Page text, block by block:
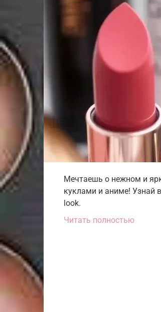
Мечтаешь о нежном и
куклами и аниме! Узнай
look.
Читать полностью